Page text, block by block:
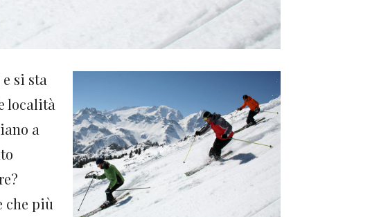
si sta
località
a
che più